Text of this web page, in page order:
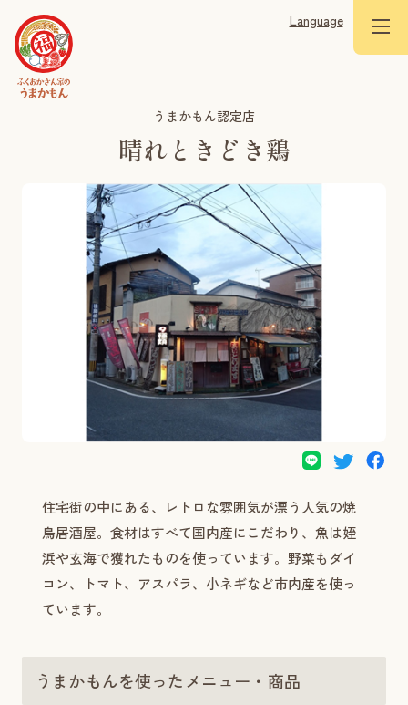
Language
うまかもん認定店
晴れときどき鶏
住宅街の中にある、レトロな雰囲気が漂う人気の焼
鳥居酒屋。食材はすべて国内産にこだわり、魚は姪
浜や玄海で獲れたものを使っています。野菜もダイ
コン、トマト、アスパラ、小ネギなど市内産を使っ
ています。
うまかもんを使ったメニュー・商品